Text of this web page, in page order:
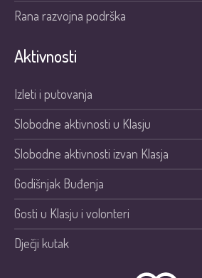
Rana razvojna podrška
Aktivnosti
Izleti i putovanja
Slobodne aktivnosti u Klasju
Slobodne aktivnosti izvan Klasja
Godišnjak Buđenja
Gosti u Klasju i volonteri
Dječji kutak